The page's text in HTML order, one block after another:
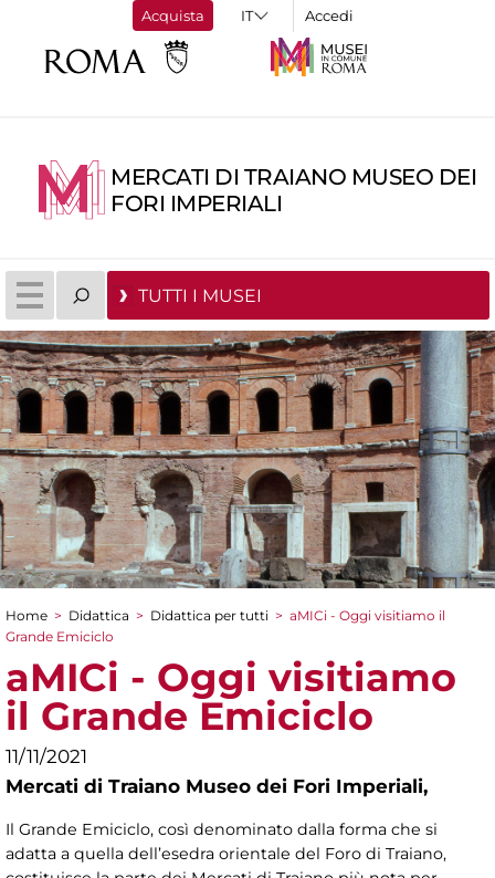
Acquista Accedi
MERCATI DI TRAIANO MUSEO DEI
FORI IMPERIALI
TUTTI I MUSEI
Tu sei qui
Home > Didattica > Didattica per tutti > aMICi - Oggi visitiamo il
Grande Emiciclo
aMICi - Oggi visitiamo
il Grande Emiciclo
11/11/2021
Mercati di Traiano Museo dei Fori Imperiali,
Il Grande Emiciclo, così denominato dalla forma che si
adatta a quella dell’esedra orientale del Foro di Traiano,